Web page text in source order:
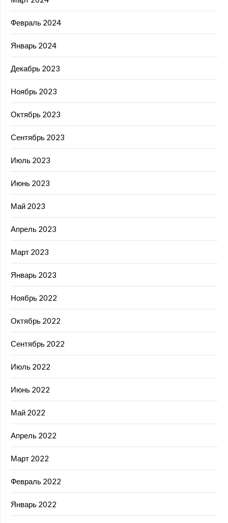
Февраль 2024
Январь 2024
Декабрь 2023
Ноябрь 2023
Октябрь 2023
Сентябрь 2023
Июль 2023
Июнь 2023
Май 2023
Апрель 2023
Март 2023
Январь 2023
Ноябрь 2022
Октябрь 2022
Сентябрь 2022
Июль 2022
Июнь 2022
Май 2022
Апрель 2022
Март 2022
Февраль 2022
Январь 2022